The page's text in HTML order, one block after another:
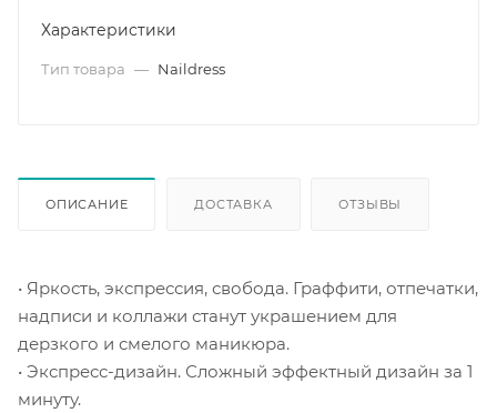
Характеристики
Тип товара — Naildress
ОПИСАНИЕ ДОСТАВКА ОТЗЫВЫ
• Яркость, экспрессия, свобода. Граффити, отпечатки,
надписи и коллажи станут украшением для
дерзкого и смелого маникюра.
• Экспресс-дизайн. Сложный эффектный дизайн за 1
минуту.